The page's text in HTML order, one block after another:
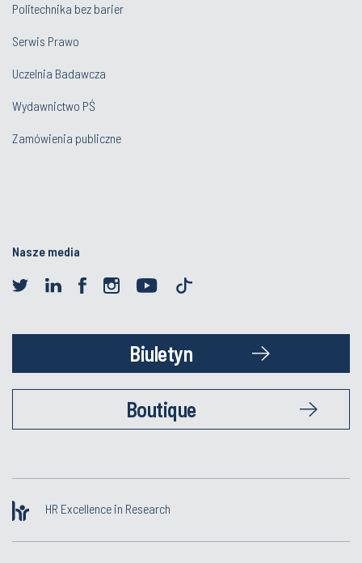
Politechnika bez barier
Serwis Prawo
Uczelnia Badawcza
Wydawnictwo PŚ
Zamówienia publiczne
Nasze media
Biuletyn
Boutique
HR Excellence in Research